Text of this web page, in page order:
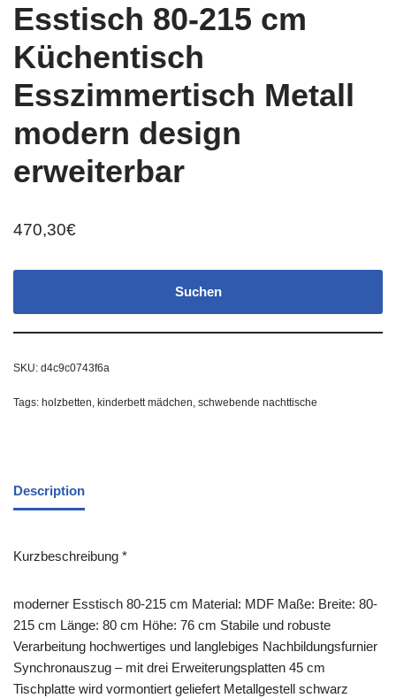
Esstisch 80-215 cm
Küchentisch
Esszimmertisch Metall
modern design
erweiterbar
470,30€
Suchen
SKU: d4c9c0743f6a
Tags: holzbetten, kinderbett mädchen, schwebende nachttische
Description
Kurzbeschreibung *
moderner Esstisch 80-215 cm Material: MDF Maße: Breite: 80-
215 cm Länge: 80 cm Höhe: 76 cm Stabile und robuste
Verarbeitung hochwertiges und langlebiges Nachbildungsfurnier
Synchronauszug – mit drei Erweiterungsplatten 45 cm
Tischplatte wird vormontiert geliefert Metallgestell schwarz